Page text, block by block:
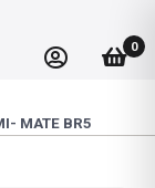
0
MATE BR5